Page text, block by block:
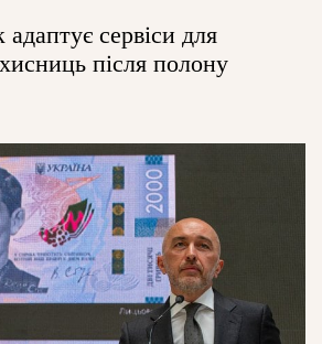
сервіси для
після полону